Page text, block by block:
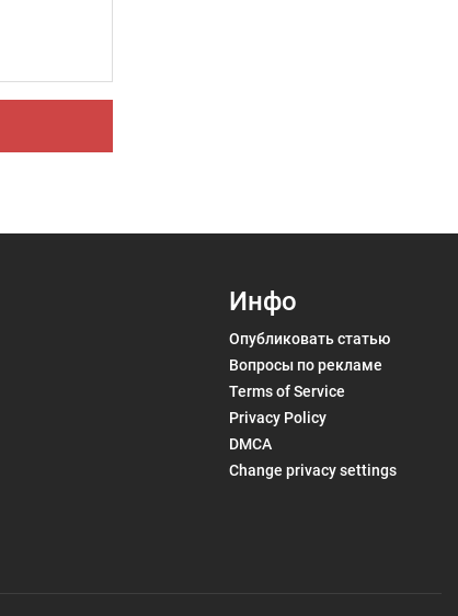
Инфо
Опубликовать статью
Вопросы по рекламе
Terms of Service
Privacy Policy
DMCA
Change privacy settings